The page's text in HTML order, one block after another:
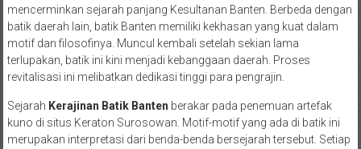
mencerminkan sejarah panjang Kesultanan Banten. Berbeda dengan
batik daerah lain, batik Banten memiliki kekhasan yang kuat dalam
motif dan filosofinya. Muncul kembali setelah sekian lama
terlupakan, batik ini kini menjadi kebanggaan daerah. Proses
revitalisasi ini melibatkan dedikasi tinggi para pengrajin.
Sejarah Kerajinan Batik Banten berakar pada penemuan artefak
kuno di situs Keraton Surosowan. Motif-motif yang ada di batik ini
merupakan interpretasi dari benda-benda bersejarah tersebut. Setiap